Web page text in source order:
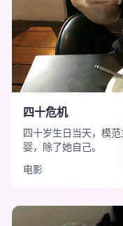
四十危机
四十岁生日当天，模
婴，除了她自己。
电影